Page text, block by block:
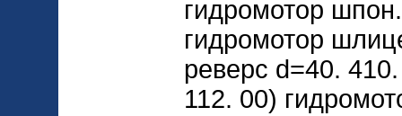
гидромотор
гидромотор
реверс d=40.
112. 00)